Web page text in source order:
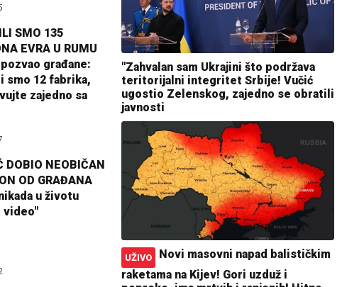
SMO 135
EVRA U RUMU
građane:
smo 12 fabrika,
zajedno sa
DOBIO NEOBIČAN
OD GRAĐANA
u životu
video"
"Zahvalan sam Ukrajini što podržava
teritorijalni integritet Srbije! Vučić
ugostio Zelenskog, zajedno se obratili
javnosti
UŽIVO
Novi masovni napad balističkim
raketama na Kijev! Gori uzduž i